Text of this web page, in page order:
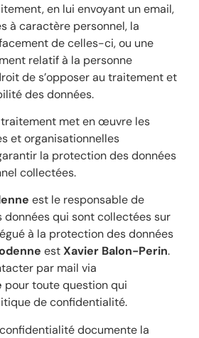
en lui envoyant un email,
à caractère personnel, la
de celles-ci, ou une
relatif à la personne
de s’opposer au traitement et
des données.
met en œuvre les
et organisationnelles
la protection des données
collectées.
est le responsable de
qui sont collectées sur
à la protection des données
estXavier Balon-Perin.
par mail via
pour toute question qui
de confidentialité.
documente la